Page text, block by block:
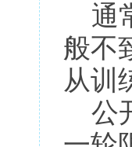
通
般不
从训
公